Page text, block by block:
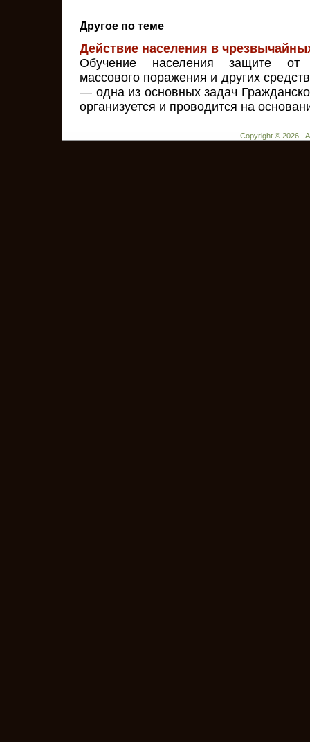
Другое по теме
Действие населения в
Обучение населения защите от
массового пораже­ния и других
— одна из основных задач
ор­ганизуется и проводится на
Copyright © 2026 -